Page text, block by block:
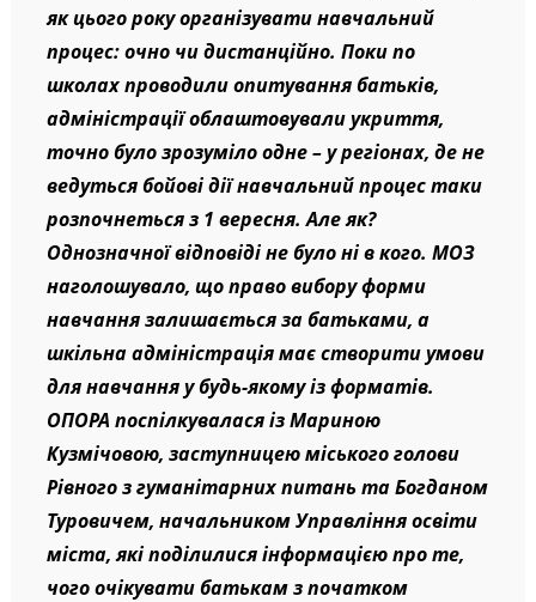
як цього року організувати навчальний
процес: очно чи дистанційно. Поки по
школах проводили опитування батьків,
адміністрації облаштовували укриття,
точно було зрозуміло одне – у регіонах, де не
ведуться бойові дії навчальний процес таки
розпочнеться з 1 вересня. Але як?
Однозначної відповіді не було ні в кого. МОЗ
наголошувало, що право вибору форми
навчання залишається за батьками, а
шкільна адміністрація має створити умови
для навчання у будь-якому із форматів.
ОПОРА поспілкувалася із Мариною
Кузмічовою, заступницею міського голови
Рівного з гуманітарних питань та Богданом
Туровичем, начальником Управління освіти
міста, які поділилися інформацією про те,
чого очікувати батькам з початком